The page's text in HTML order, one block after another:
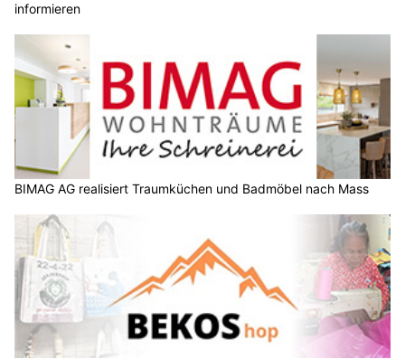
informieren
BIMAG AG realisiert Traumküchen und Badmöbel nach Mass